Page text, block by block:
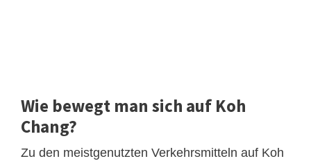
Wie bewegt man sich auf Koh
Chang?
Zu den meistgenutzten Verkehrsmitteln auf Koh